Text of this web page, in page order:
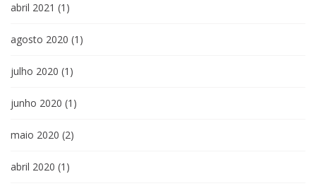
abril 2021 (1)
agosto 2020 (1)
julho 2020 (1)
junho 2020 (1)
maio 2020 (2)
abril 2020 (1)